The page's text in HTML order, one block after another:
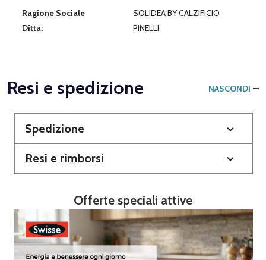
Ragione Sociale
Ditta:
SOLIDEA BY CALZIFICIO
PINELLI
Resi e spedizione NASCONDI
Spedizione
Resi e rimborsi
Offerte speciali attive